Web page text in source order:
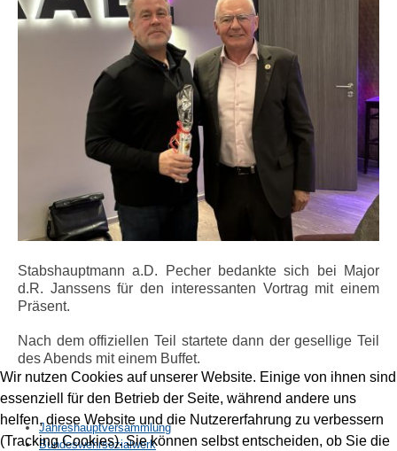
Stabshauptmann a.D. Pecher bedankte sich bei Major
d.R. Janssens für den interessanten Vortrag mit einem
Präsent.
Nach dem offiziellen Teil startete dann der gesellige Teil
des Abends mit einem Buffet.
Jahreshauptversammlung
Bundeswehrsozialwerk
Wir nutzen Cookies auf unserer Website. Einige von ihnen sind
essenziell für den Betrieb der Seite, während andere uns
helfen, diese Website und die Nutzererfahrung zu verbessern
(Tracking Cookies). Sie können selbst entscheiden, ob Sie die